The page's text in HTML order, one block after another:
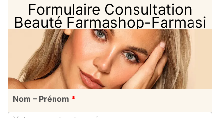
Formulaire Consultation
Beauté Farmashop-Farmasi
Nom – Prénom *